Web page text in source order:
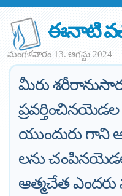
ఈనాటి
మంగళవారం 13. ఆగస్టు 2024
మీరు
యుందురు గాని
లను
ఆత్మచేత